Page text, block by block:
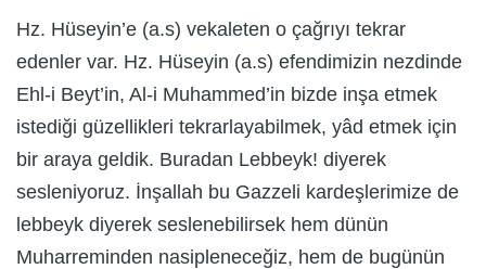
Hz. Hüseyin’e (a.s) vekaleten o çağrıyı tekrar
edenler var. Hz. Hüseyin (a.s) efendimizin nezdinde
Ehl-i Beyt’in, Al-i Muhammed’in bizde inşa etmek
istediği güzellikleri tekrarlayabilmek, yâd etmek için
bir araya geldik. Buradan Lebbeyk! diyerek
sesleniyoruz. İnşallah bu Gazzeli kardeşlerimize de
lebbeyk diyerek seslenebilirsek hem dünün
Muharreminden nasipleneceğiz, hem de bugünün